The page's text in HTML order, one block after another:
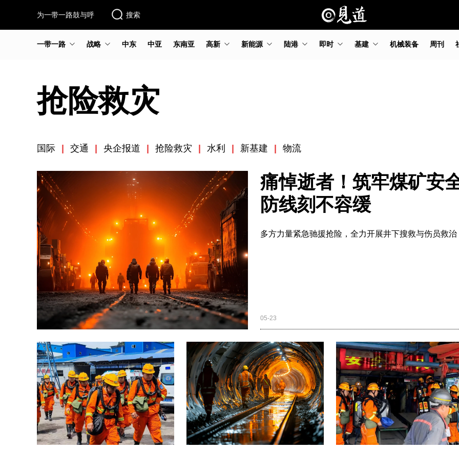
为一带一路鼓与呼 搜索
一带一路 战略 中东 中亚 东南亚 高新 新能源 陆港 即时 基建 机械装备 周刊
抢险救灾
国际 交通 央企报道 抢险救灾 水利 新基建 物流
痛悼逝者！筑牢煤矿安
防线刻不容缓
多方力量紧急驰援抢险，全力开展井下搜救与伤员救治
05-23